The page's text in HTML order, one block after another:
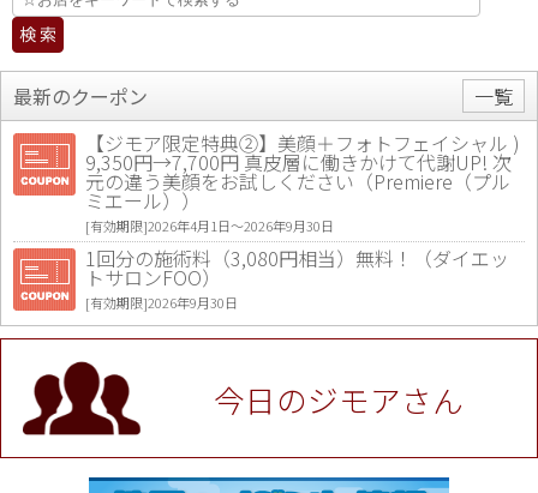
最新のクーポン
一覧
【ジモア限定特典②】美顔＋フォトフェイシャル )
9,350円→7,700円 真皮層に働きかけて代謝UP! 次
元の違う美顔をお試しください（Premiere（プル
ミエール））
[有効期限]2026年4月1日〜2026年9月30日
1回分の施術料（3,080円相当）無料！（ダイエッ
トサロンFOO）
[有効期限]2026年9月30日
値段提示後「ジモア見た」で更に買い取り金額 U
P！※チケットと新品商品は除く（大黒屋 高田馬場
駅前店）
[有効期限]2026年9月30日
★ジモア限定特典★ お会計より全品5％OFF（ナチ
ュラル＆ハンドメイドショップ［マキマキ］）
[有効期限]2026年9月30日まで
今日のジモアさん